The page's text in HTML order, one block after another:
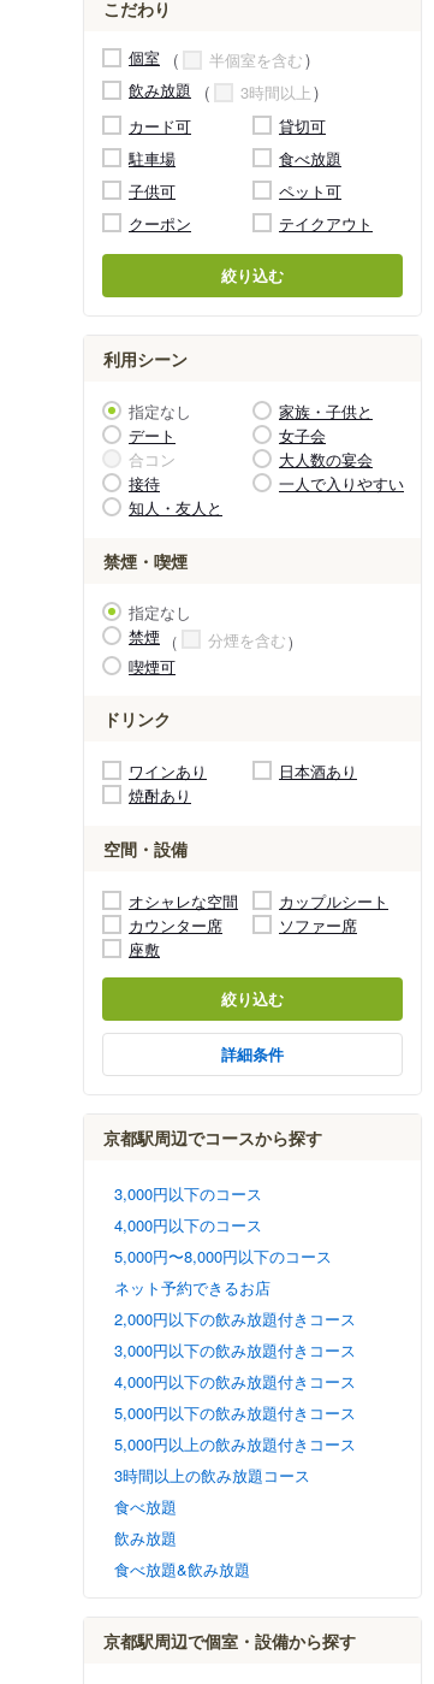
こだわり
個室
半個室を含む
飲み放題
3時間以上
カード可
貸切可
駐車場
食べ放題
子供可
ペット可
クーポン
テイクアウト
絞り込む
利用シーン
指定なし
家族・子供と
デート
女子会
合コン
大人数の宴会
接待
一人で入りやすい
知人・友人と
禁煙・喫煙
指定なし
禁煙
分煙を含む
喫煙可
ドリンク
ワインあり
日本酒あり
焼酎あり
空間・設備
オシャレな空間
カップルシート
カウンター席
ソファー席
座敷
絞り込む
詳細条件
京都駅周辺でコースから探す
3,000円以下のコース
4,000円以下のコース
5,000円〜8,000円以下のコース
ネット予約できるお店
2,000円以下の飲み放題付きコース
3,000円以下の飲み放題付きコース
4,000円以下の飲み放題付きコース
5,000円以下の飲み放題付きコース
5,000円以上の飲み放題付きコース
3時間以上の飲み放題コース
食べ放題
飲み放題
食べ放題&飲み放題
京都駅周辺で個室・設備から探す